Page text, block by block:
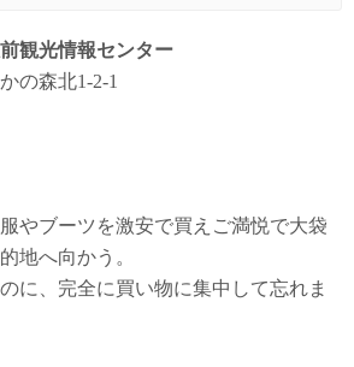
観光情報センター
の森北1-2-1
やブーツを激安で買えご満悦で大袋
地へ向かう。
に、完全に買い物に集中して忘れま